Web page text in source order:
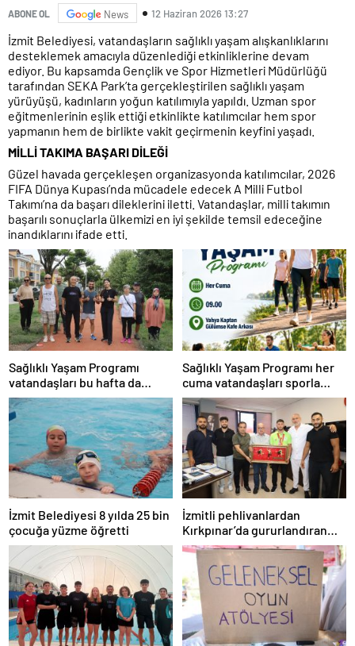
ABONE OL News 12 Haziran 2026 13:27
İzmit Belediyesi, vatandaşların sağlıklı yaşam alışkanlıklarını
desteklemek amacıyla düzenlediği etkinliklerine devam
ediyor. Bu kapsamda Gençlik ve Spor Hizmetleri Müdürlüğü
tarafından SEKA Park’ta gerçekleştirilen sağlıklı yaşam
yürüyüşü, kadınların yoğun katılımıyla yapıldı. Uzman spor
eğitmenlerinin eşlik ettiği etkinlikte katılımcılar hem spor
yapmanın hem de birlikte vakit geçirmenin keyfini yaşadı.
MİLLİ TAKIMA BAŞARI DİLEĞİ
Güzel havada gerçekleşen organizasyonda katılımcılar, 2026
FIFA Dünya Kupası’nda mücadele edecek A Milli Futbol
Takımı’na da başarı dileklerini iletti. Vatandaşlar, milli takımın
başarılı sonuçlarla ülkemizi en iyi şekilde temsil edeceğine
inandıklarını ifade etti.
Sağlıklı Yaşam Programı
vatandaşları bu hafta da
sporla buluşturdu
Sağlıklı Yaşam Programı her
cuma vatandaşları sporla
buluşturuyor
İzmit Belediyesi 8 yılda 25 bin
çocuğa yüzme öğretti
İzmitli pehlivanlardan
Kırkpınar’da gururlandıran
başarı